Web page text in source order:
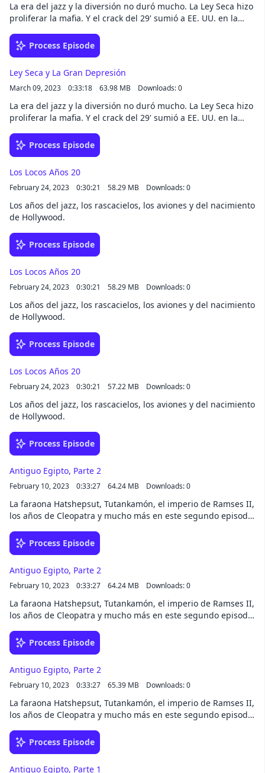
La era del jazz y la diversión no duró mucho. La Ley Seca hizo
proliferar la mafia. Y el crack del 29' sumió a EE. UU. en la
Process Episode
Ley Seca y La Gran Depresión
March 09, 2023 0:33:18 63.98 MB Downloads: 0
La era del jazz y la diversión no duró mucho. La Ley Seca hizo
proliferar la mafia. Y el crack del 29' sumió a EE. UU. en la
Process Episode
Los Locos Años 20
February 24, 2023 0:30:21 58.29 MB Downloads: 0
Los años del jazz, los rascacielos, los aviones y del nacimiento
de Hollywood.
Process Episode
Los Locos Años 20
February 24, 2023 0:30:21 58.29 MB Downloads: 0
Los años del jazz, los rascacielos, los aviones y del nacimiento
de Hollywood.
Process Episode
Los Locos Años 20
February 24, 2023 0:30:21 57.22 MB Downloads: 0
Los años del jazz, los rascacielos, los aviones y del nacimiento
de Hollywood.
Process Episode
Antiguo Egipto, Parte 2
February 10, 2023 0:33:27 64.24 MB Downloads: 0
La faraona Hatshepsut, Tutankamón, el imperio de Ramses II,
los años de Cleopatra y mucho más en este segundo episodio
Process Episode
Antiguo Egipto, Parte 2
February 10, 2023 0:33:27 64.24 MB Downloads: 0
La faraona Hatshepsut, Tutankamón, el imperio de Ramses II,
los años de Cleopatra y mucho más en este segundo episodio
Process Episode
Antiguo Egipto, Parte 2
February 10, 2023 0:33:27 65.39 MB Downloads: 0
La faraona Hatshepsut, Tutankamón, el imperio de Ramses II,
los años de Cleopatra y mucho más en este segundo episodio
Process Episode
Antiguo Egipto, Parte 1